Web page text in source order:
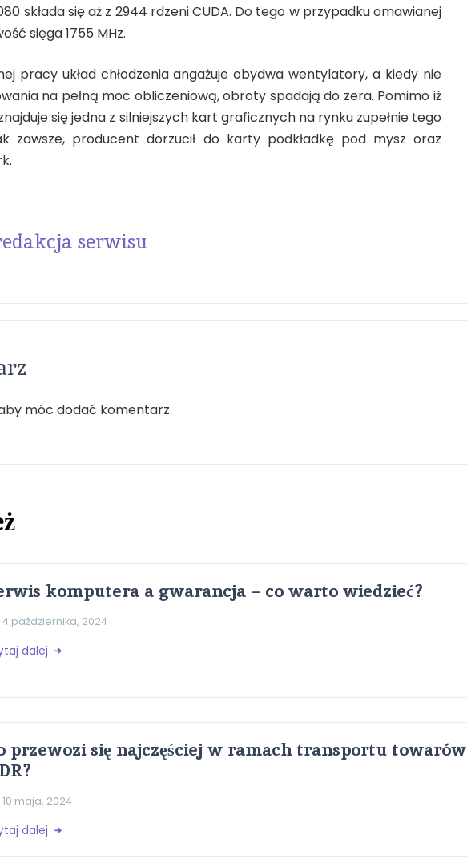
składa się aż z 2944 rdzeni CUDA. Do tego w przypadku omawianej
sięga 1755 MHz.
pracy układ chłodzenia angażuje obydwa wentylatory, a kiedy nie
na pełną moc obliczeniową, obroty spadają do zera. Pomimo iż
się jedna z silniejszych kart graficznych na rynku zupełnie tego
zawsze, producent dorzucił do karty podkładkę pod mysz oraz
serwisu
móc dodać komentarz.
komputera a gwarancja – co warto wiedzieć?
4 października, 2024
dalej
przewozi się najczęściej w ramach transportu towarów
10 maja, 2024
dalej